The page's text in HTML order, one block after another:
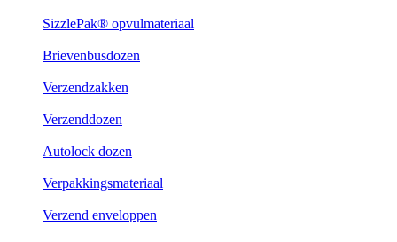
SizzlePak® opvulmateriaal
Brievenbusdozen
Verzendzakken
Verzenddozen
Autolock dozen
Verpakkingsmateriaal
Verzend enveloppen